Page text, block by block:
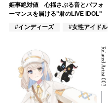
姫事絶対値 心揺さぶる音とパフォ
ーマンスを届ける"君のLIVE IDOL"
#インディーズ
#女性アイドル
Related Artist 003